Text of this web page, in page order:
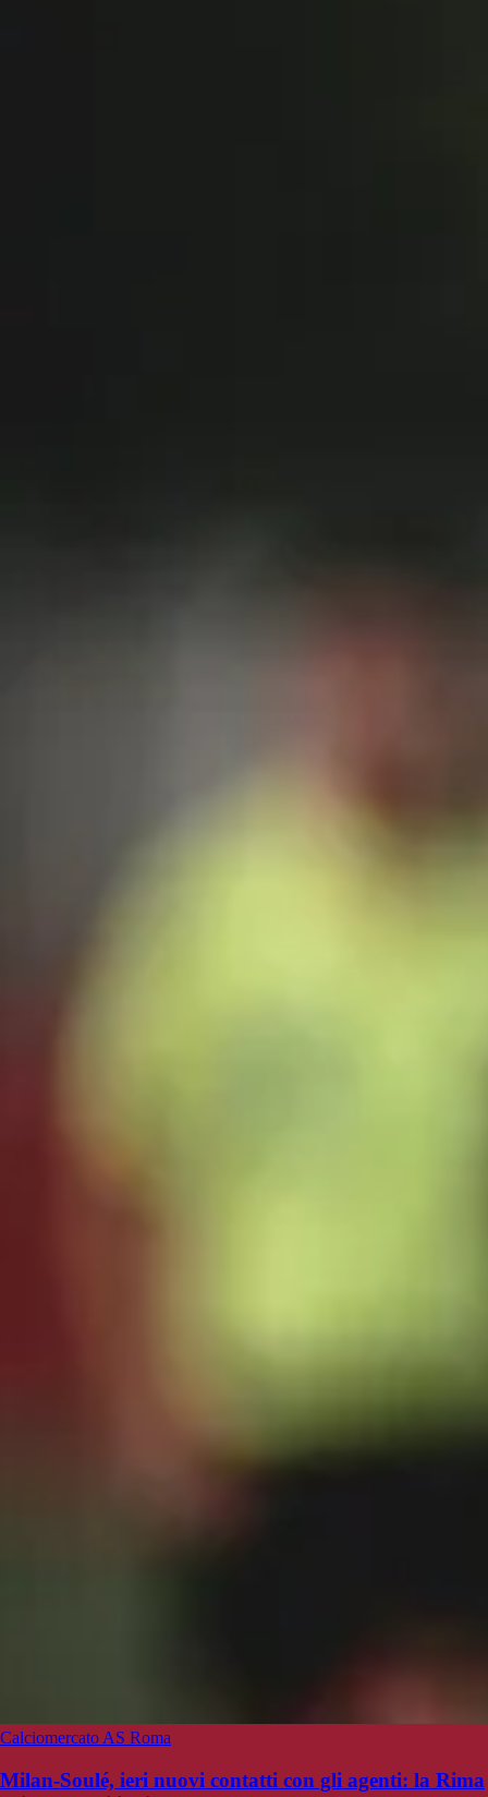
Calciomercato AS Roma
Milan-Soulé, ieri nuovi contatti con gli agenti: la Rima